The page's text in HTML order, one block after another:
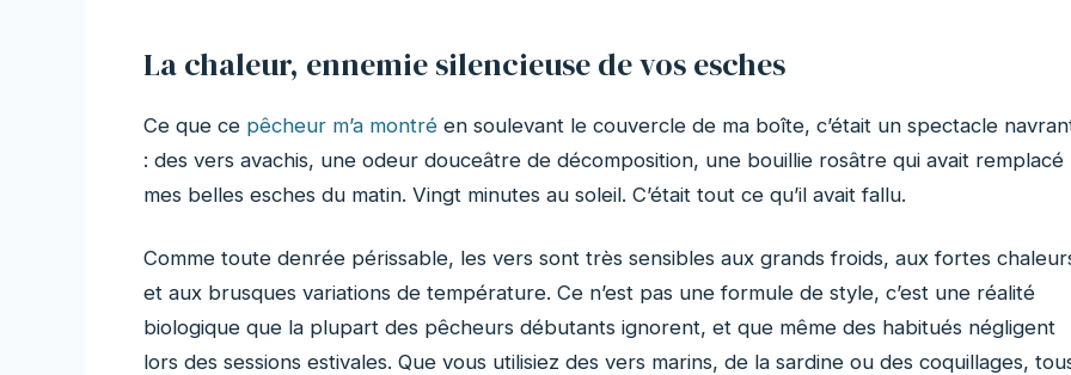
La chaleur, ennemie silencieuse de vos esches
Ce que ce pêcheur m’a montré en soulevant le couvercle de ma boîte, c’était un spectacle
: des vers avachis, une odeur douceâtre de décomposition, une bouillie rosâtre qui avait remplacé
mes belles esches du matin. Vingt minutes au soleil. C’était tout ce qu’il avait fallu.
Comme toute denrée périssable, les vers sont très sensibles aux grands froids, aux fortes
et aux brusques variations de température. Ce n’est pas une formule de style, c’est une réalité
biologique que la plupart des pêcheurs débutants ignorent, et que même des habitués négligent
lors des sessions estivales. Que vous utilisiez des vers marins, de la sardine ou des coquillages,